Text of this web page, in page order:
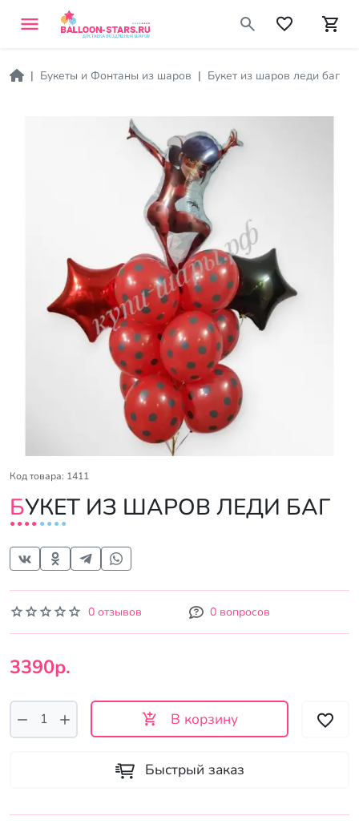
Букеты и Фонтаны из шаров Букет из шаров леди баг
Код товара: 1411
БУКЕТ ИЗ ШАРОВ ЛЕДИ БАГ
0 отзывов 0 вопросов
3390р.
В корзину
Быстрый заказ